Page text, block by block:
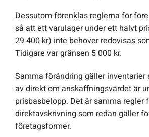
Dessutom förenklas reglerna för
så att ett varulager under ett halvt
29 400 kr) inte behöver redovisas
Tidigare var gränsen 5 000 kr.
Samma förändring gäller inventarier
av direkt om anskaffningsvärdet är
prisbasbelopp. Det är samma regler
direktavskrivning som redan gäller
företagsformer.